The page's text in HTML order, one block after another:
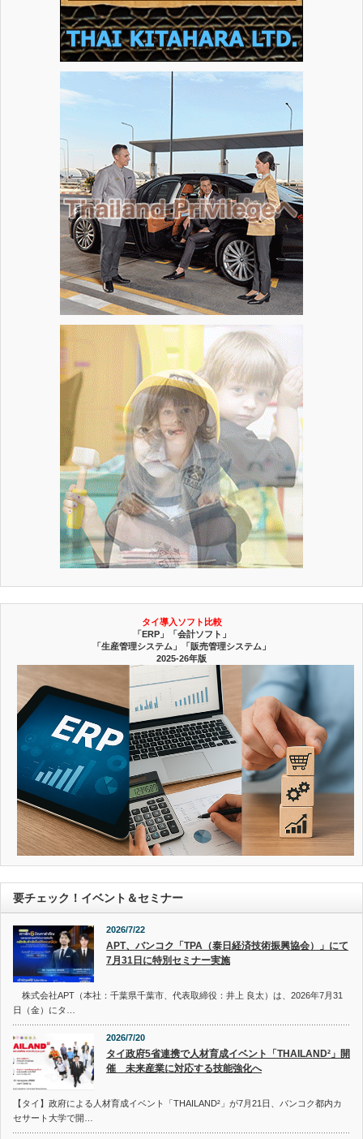
タイ導入ソフト比較
「ERP」「会計ソフト」
「生産管理システム」「販売管理システム」
2025-26年版
要チェック！イベント＆セミナー
2026/7/22
APT、バンコク「TPA（泰日経済技術振興協会）」にて
7月31日に特別セミナー実施
株式会社APT（本社：千葉県千葉市、代表取締役：井上 良太）は、2026年7月31
日（金）にタ…
2026/7/20
タイ政府5省連携で人材育成イベント「THAILAND²」開
催 未来産業に対応する技能強化へ
【タイ】政府による人材育成イベント「THAILAND²」が7月21日、バンコク都内カ
セサート大学で開…